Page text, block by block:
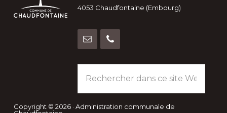
4053 Chaudfontaine (Embourg)
dans
ce
site
Copyright © 2026 · Administration communale de